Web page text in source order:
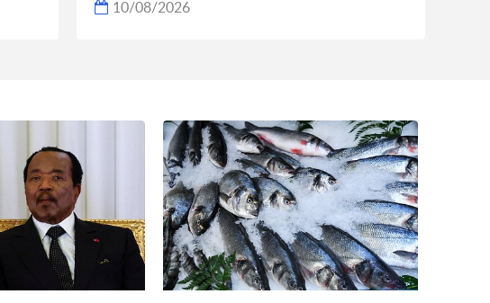
10/08/2026